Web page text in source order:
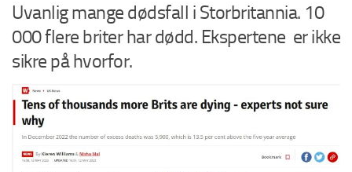
Uvanlig mange dødsfall i Storbritannia. 10
000 flere briter har dødd. Ekspertene er ikke
sikre på hvorfor.